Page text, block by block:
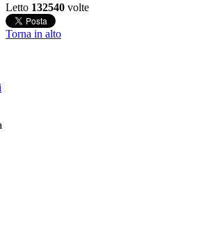
Letto 132540 volte
Torna in alto